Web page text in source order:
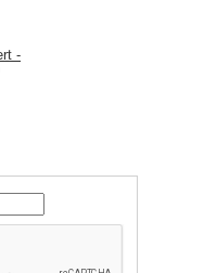
-